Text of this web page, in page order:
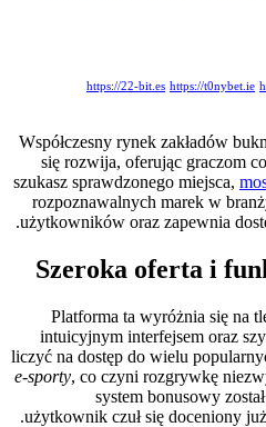
https://22-bit.es https://t0nybet.ie
Współczesny rynek zakładów
się rozwija, oferując graczom
szukasz sprawdzonego miejsca,
rozpoznawalnych marek w
użytkowników oraz zapewnia
Szeroka oferta i
Platforma ta wyróżnia się na
intuicyjnym interfejsem oraz
liczyć na dostęp do wielu
e-sporty, co czyni rozgrywkę
system bonusowy
użytkownik czuł się doceniony